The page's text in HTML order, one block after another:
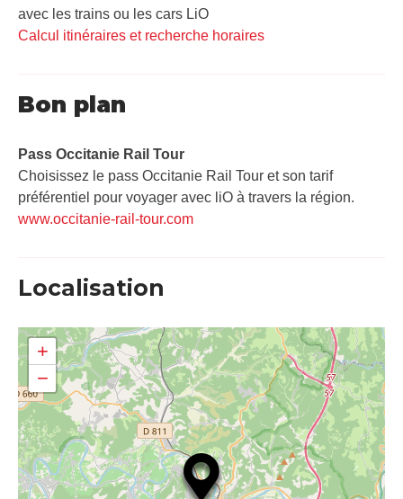
avec les trains ou les cars LiO
Calcul itinéraires et recherche horaires
Bon plan
Pass Occitanie Rail Tour​
Choisissez le pass Occitanie Rail Tour et son tarif
préférentiel pour voyager avec liO à travers la région.
www.occitanie-rail-tour.com
Localisation
+
−